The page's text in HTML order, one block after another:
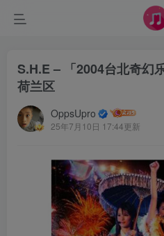
S.H.E – 「2004台北奇幻
荷兰区
OppsUpro
25年7月10日 17:44更新